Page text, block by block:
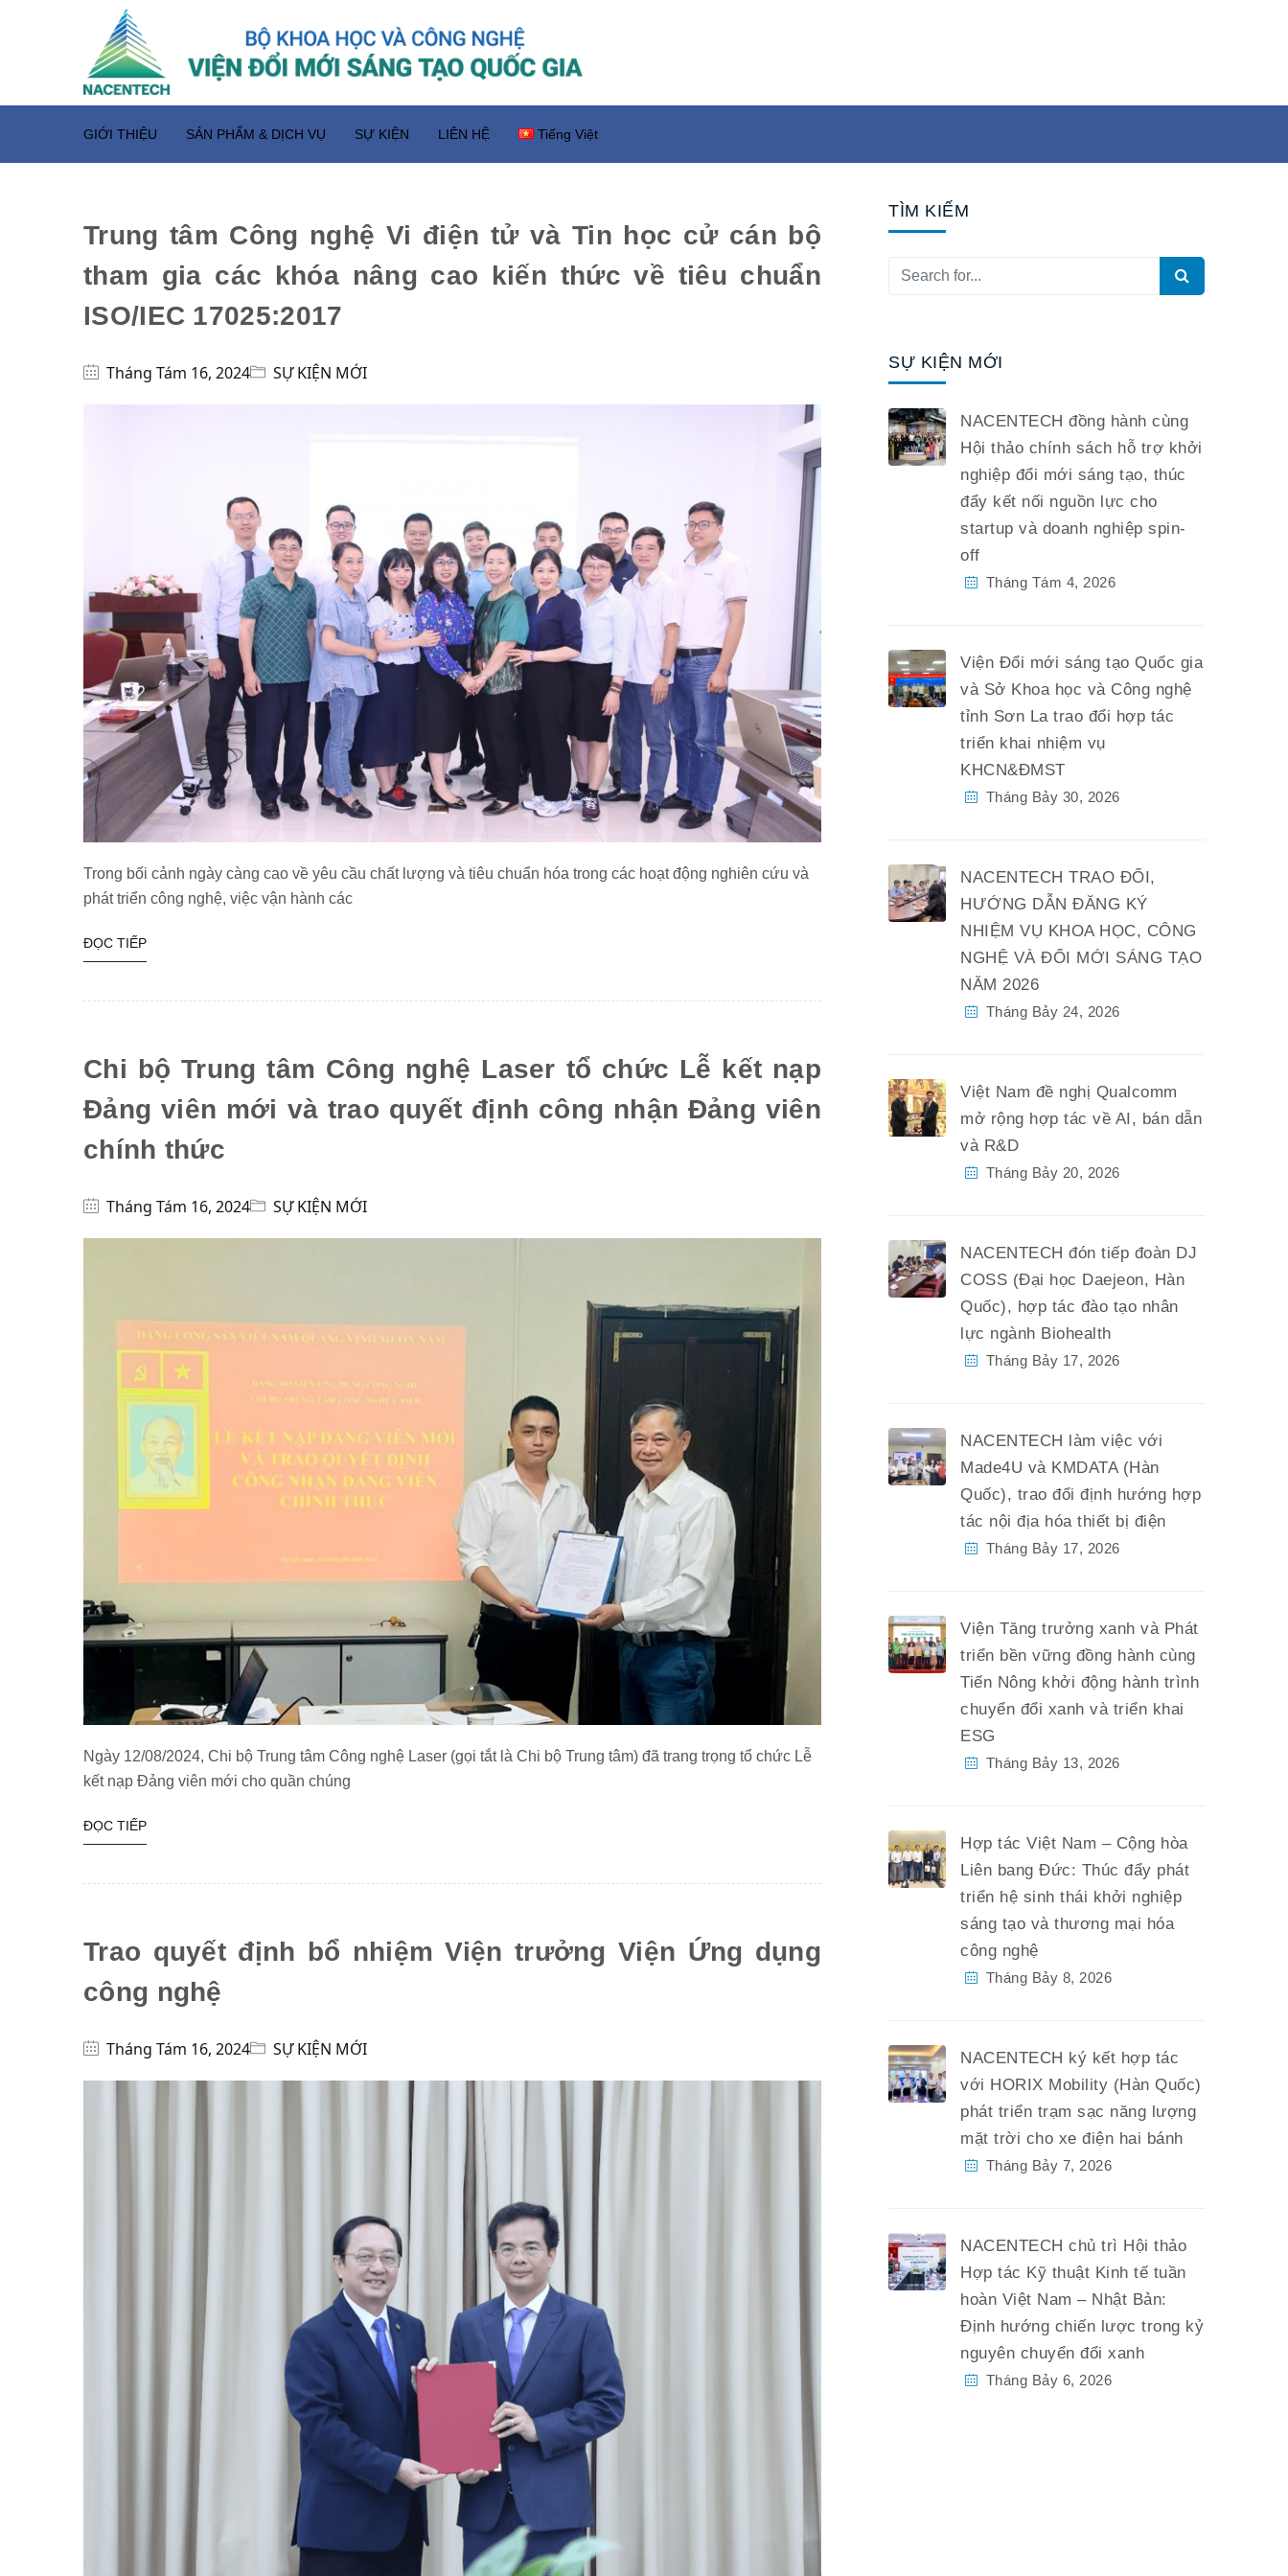
GIỚI THIỆU SẢN PHẨM & DỊCH VỤ SỰ KIỆN LIÊN HỆ Tiếng Việt
Trung tâm Công nghệ Vi điện tử và Tin học cử cán bộ
tham gia các khóa nâng cao kiến thức về tiêu chuẩn
ISO/IEC 17025:2017
Tháng Tám 16, 2024 SỰ KIỆN MỚI
Trong bối cảnh ngày càng cao về yêu cầu chất lượng và tiêu chuẩn hóa trong các hoạt động nghiên cứu và
phát triển công nghệ, việc vận hành các
ĐỌC TIẾP
Chi bộ Trung tâm Công nghệ Laser tổ chức Lễ kết nạp
Đảng viên mới và trao quyết định công nhận Đảng viên
chính thức
Tháng Tám 16, 2024 SỰ KIỆN MỚI
Ngày 12/08/2024, Chi bộ Trung tâm Công nghệ Laser (gọi tắt là Chi bộ Trung tâm) đã trang trọng tổ chức Lễ
kết nạp Đảng viên mới cho quần chúng
ĐỌC TIẾP
Trao quyết định bổ nhiệm Viện trưởng Viện Ứng dụng
công nghệ
Tháng Tám 16, 2024 SỰ KIỆN MỚI
TÌM KIẾM
SỰ KIỆN MỚI
NACENTECH đồng hành cùng
Hội thảo chính sách hỗ trợ khởi
nghiệp đổi mới sáng tạo, thúc
đẩy kết nối nguồn lực cho
startup và doanh nghiệp spin-
off
Tháng Tám 4, 2026
Viện Đổi mới sáng tạo Quốc gia
và Sở Khoa học và Công nghệ
tỉnh Sơn La trao đổi hợp tác
triển khai nhiệm vụ
KHCN&ĐMST
Tháng Bảy 30, 2026
NACENTECH TRAO ĐỔI,
HƯỚNG DẪN ĐĂNG KÝ
NHIỆM VỤ KHOA HỌC, CÔNG
NGHỆ VÀ ĐỔI MỚI SÁNG TẠO
NĂM 2026
Tháng Bảy 24, 2026
Việt Nam đề nghị Qualcomm
mở rộng hợp tác về AI, bán dẫn
và R&D
Tháng Bảy 20, 2026
NACENTECH đón tiếp đoàn DJ
COSS (Đại học Daejeon, Hàn
Quốc), hợp tác đào tạo nhân
lực ngành Biohealth
Tháng Bảy 17, 2026
NACENTECH làm việc với
Made4U và KMDATA (Hàn
Quốc), trao đổi định hướng hợp
tác nội địa hóa thiết bị điện
Tháng Bảy 17, 2026
Viện Tăng trưởng xanh và Phát
triển bền vững đồng hành cùng
Tiến Nông khởi động hành trình
chuyển đổi xanh và triển khai
ESG
Tháng Bảy 13, 2026
Hợp tác Việt Nam – Cộng hòa
Liên bang Đức: Thúc đẩy phát
triển hệ sinh thái khởi nghiệp
sáng tạo và thương mại hóa
công nghệ
Tháng Bảy 8, 2026
NACENTECH ký kết hợp tác
với HORIX Mobility (Hàn Quốc)
phát triển trạm sạc năng lượng
mặt trời cho xe điện hai bánh
Tháng Bảy 7, 2026
NACENTECH chủ trì Hội thảo
Hợp tác Kỹ thuật Kinh tế tuần
hoàn Việt Nam – Nhật Bản:
Định hướng chiến lược trong kỷ
nguyên chuyển đổi xanh
Tháng Bảy 6, 2026